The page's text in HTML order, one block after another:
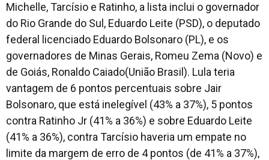
Michelle, Tarcísio e Ratinho, a lista inclui o governador
do Rio Grande do Sul, Eduardo Leite (PSD), o deputado
federal licenciado Eduardo Bolsonaro (PL), e os
governadores de Minas Gerais, Romeu Zema (Novo) e
de Goiás, Ronaldo Caiado(União Brasil). Lula teria
vantagem de 6 pontos percentuais sobre Jair
Bolsonaro, que está inelegível (43% a 37%), 5 pontos
contra Ratinho Jr (41% a 36%) e sobre Eduardo Leite
(41% a 36%), contra Tarcísio haveria um empate no
limite da margem de erro de 4 pontos (de 41% a 37%),